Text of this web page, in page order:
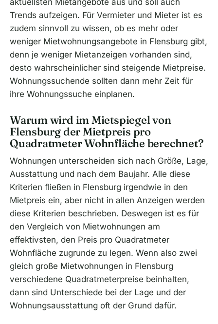
Trends aufzeigen. Für Vermieter und Mieter ist es
zudem sinnvoll zu wissen, ob es mehr oder
weniger Mietwohnungsangebote in Flensburg gibt,
denn je weniger Mietanzeigen vorhanden sind,
desto wahrscheinlicher sind steigende Mietpreise.
Wohnungssuchende sollten dann mehr Zeit für
ihre Wohnungssuche einplanen.
Warum wird im Mietspiegel von
Flensburg der Mietpreis pro
Quadratmeter Wohnfläche berechnet?
Wohnungen unterscheiden sich nach Größe, Lage,
Ausstattung und nach dem Baujahr. Alle diese
Kriterien fließen in Flensburg irgendwie in den
Mietpreis ein, aber nicht in allen Anzeigen werden
diese Kriterien beschrieben. Deswegen ist es für
den Vergleich von Mietwohnungen am
effektivsten, den Preis pro Quadratmeter
Wohnfläche zugrunde zu legen. Wenn also zwei
gleich große Mietwohnungen in Flensburg
verschiedene Quadratmeterpreise beinhalten,
dann sind Unterschiede bei der Lage und der
Wohnungsausstattung oft der Grund dafür.